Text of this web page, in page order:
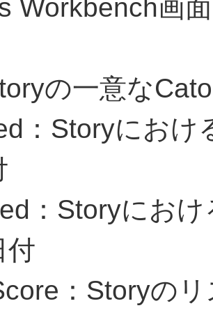
Workbench画
の一意な
：Storyにおけ
：Storyにお
付
：Storyの